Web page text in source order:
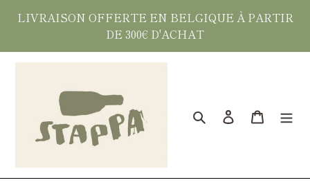
LIVRAISON OFFERTE EN BELGIQUE À PARTIR
DE 300€ D'ACHAT
RechercherSe connecter
Panier